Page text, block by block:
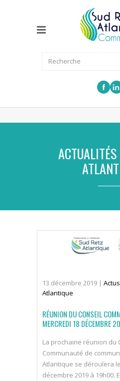
13 décembre 2019 | Actus
Atlantique
RÉUNION DU CONSEIL
MERCREDI 18 DÉCEMBRE
La prochaine réunion du
Communauté de
Atlantique se déroulera
décembre 2019 à 19h00.